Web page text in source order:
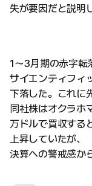
失が要因だと説明
1〜3月期の赤字転
サイエンティフィ
下落した。これに
同社株はオクラホ
万ドルで買収する
上昇していたが、
決算への警戒感か